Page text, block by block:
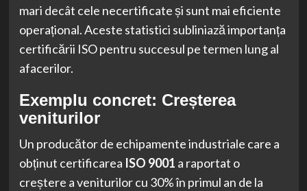
mari decât cele necertificate și sunt mai eficiente
operațional. Aceste statistici subliniază importanța
certificării ISO pentru succesul pe termen lung al
afacerilor.
Exemplu concret: Creșterea
veniturilor
Un producător de echipamente industriale care a
obținut certificarea ISO 9001 a raportat o
creștere a veniturilor cu 30% în primul an de la